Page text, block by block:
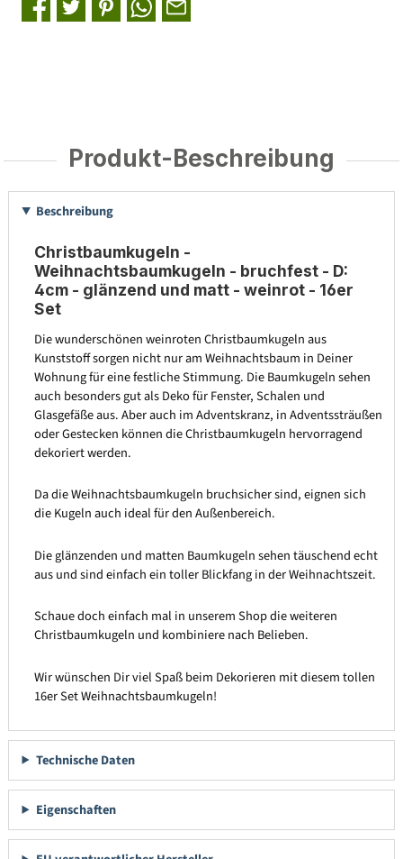
Produkt-Beschreibung
Beschreibung
Christbaumkugeln -
Weihnachtsbaumkugeln - bruchfest - D:
4cm - glänzend und matt - weinrot - 16er
Set
Die wunderschönen weinroten Christbaumkugeln aus
Kunststoff sorgen nicht nur am Weihnachtsbaum in Deiner
Wohnung für eine festliche Stimmung. Die Baumkugeln sehen
auch besonders gut als Deko für Fenster, Schalen und
Glasgefäße aus. Aber auch im Adventskranz, in Adventssträußen
oder Gestecken können die Christbaumkugeln hervorragend
dekoriert werden.
Da die Weihnachtsbaumkugeln bruchsicher sind, eignen sich
die Kugeln auch ideal für den Außenbereich.
Die glänzenden und matten Baumkugeln sehen täuschend echt
aus und sind einfach ein toller Blickfang in der Weihnachtszeit.
Schaue doch einfach mal in unserem Shop die weiteren
Christbaumkugeln und kombiniere nach Belieben.
Wir wünschen Dir viel Spaß beim Dekorieren mit diesem tollen
16er Set Weihnachtsbaumkugeln!
Technische Daten
Eigenschaften